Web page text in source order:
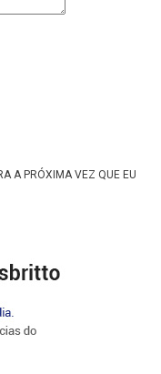
A PRÓXIMA VEZ QUE EU